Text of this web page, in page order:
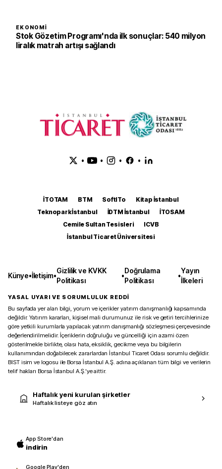
EKONOMI
Stok Gözetim Programı'nda ilk sonuçlar: 540 milyon
liralık matrah artışı sağlandı
• • • •
İTOTAM BTM SoftITo
Kitap İstanbul
Teknopark İstanbul
İDTM İstanbul
İTOSAM
Cemile Sultan Tesisleri
ICVB
İstanbul Ticaret Üniversitesi
Künye•İletişim•
Gizlilik ve KVKK
Politikası
•
Doğrulama
Politikası
•
Yayın
İlkeleri
YASAL UYARI VE SORUMLULUK REDDİ
Bu sayfada yer alan bilgi, yorum ve içerikler yatırım danışmanlığı kapsamında
değildir. Yatırım kararları, kişisel mali durumunuz ile risk ve getiri tercihlerinize
göre yetkili kurumlarla yapılacak yatırım danışmanlığı sözleşmesi çerçevesinde
değerlendirilmelidir. İçeriklerin doğruluğu ve güncelliği için azami özen
gösterilmekle birlikte, olası hata, eksiklik, gecikme veya bu bilgilerin
kullanımından doğabilecek zararlardan İstanbul Ticaret Odası sorumlu değildir.
BIST isim ve logosu ile Borsa İstanbul A.Ş. adına açıklanan tüm bilgi ve verilerin
telif hakları Borsa İstanbul A.Ş.’ye aittir.
Haftalık yeni kurulan şirketler
Haftalık listeye göz atın
App Store'dan
indirin
Google Play'den